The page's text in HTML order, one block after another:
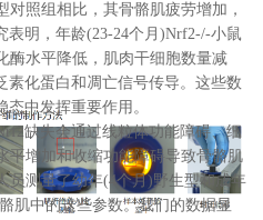
照组相比，其骨骼肌疲劳增加，
表明，年龄(23-24个月)Nrf2-/-小鼠
酶水平降低，肌肉干细胞数量减
素化蛋白和凋亡信号传导。这些数
中发挥重要作用。
缺失会通过线粒体功能障碍、细
平增加和收缩功能障碍导致骨骼肌
员测量了幼年(4个月)野生型和成年
肌中的这些参数。我们的数据显